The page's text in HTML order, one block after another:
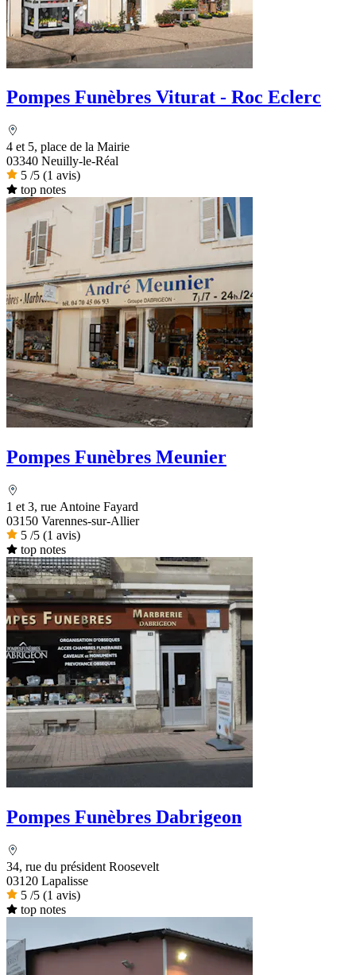
Pompes Funèbres Viturat - Roc Eclerc
4 et 5, place de la Mairie
03340 Neuilly-le-Réal
5 /5 (1 avis)
top notes
Pompes Funèbres Meunier
1 et 3, rue Antoine Fayard
03150 Varennes-sur-Allier
5 /5 (1 avis)
top notes
Pompes Funèbres Dabrigeon
34, rue du président Roosevelt
03120 Lapalisse
5 /5 (1 avis)
top notes